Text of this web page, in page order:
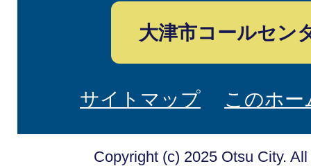
大津市コールセン
サイトマップ このホ
Copyright (c) 2025 Otsu City.